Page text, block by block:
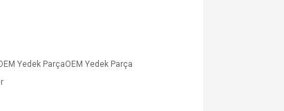
Yedek ParçaOEM Yedek Parça